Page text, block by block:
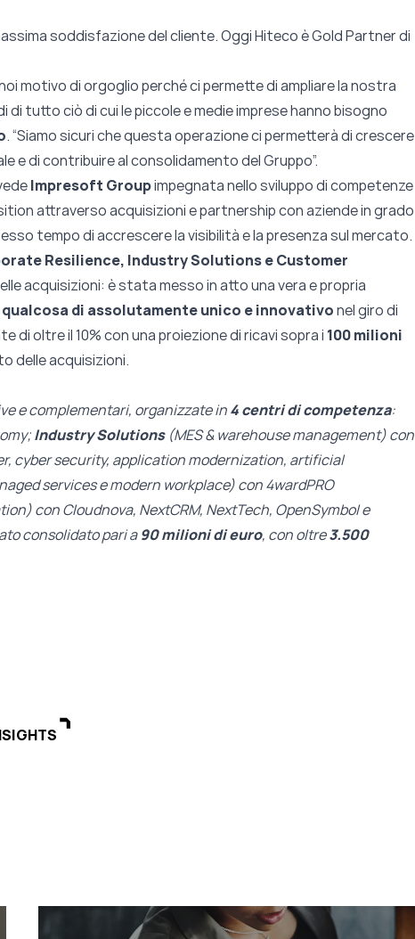
soddisfazione del cliente. Oggi Hiteco è Gold Partner di
motivo di orgoglio perché ci permette di ampliare la nostra
tutto ciò di cui le piccole e medie imprese hanno bisogno
. “Siamo sicuri che questa operazione ci permetterà di crescere
e di contribuire al consolidamento del Gruppo”.
Impresoft Groupimpegnata nello sviluppo di competenze
attraverso acquisizioni e partnership con aziende in grado
tempo di accrescere la visibilità e la presenza sul mercato.
Resilience, Industry Solutions eCustomer
acquisizioni: è stata messo in atto una vera e propria
qualcosa di assolutamente unico e innovativonel giro di
di oltre il 10% con una proiezione di ricavi sopra i 100 milioni
delle acquisizioni.
e complementari, organizzate in4 centri dicompetenza:
Industry Solutions (MES & warehouse management) con
cyber security, application modernization, artificial
services e modern workplace) con 4wardPRO
con Cloudnova, NextCRM, NextTech, OpenSymbol e
consolidato pari a 90 milioni di euro, con oltre3.500